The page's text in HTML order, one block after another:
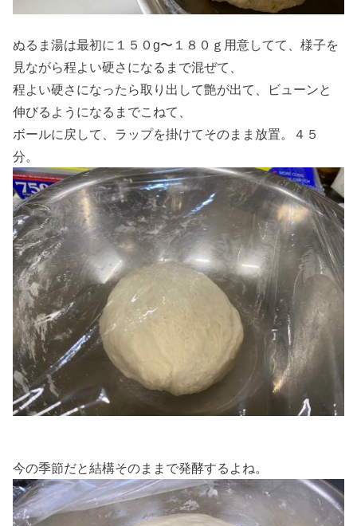
ぬるま湯は最初に１５０g〜１８０ｇ用意してて、様子を
見ながら程よい硬さになるまで混ぜて、
程よい硬さになったら取り出して艶が出て、ビューンと
伸びるようになるまでこねて、
ボールに戻して、ラップを掛けてそのまま放置。４５
分。
今の季節だと結構そのままで発酵するよね。